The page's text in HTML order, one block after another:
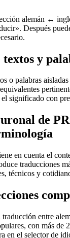
alemán ↔
Después
y
o palabras
significado con
de
en cuenta el
traducciones
técnicos y
entre
con más de
en el selector de